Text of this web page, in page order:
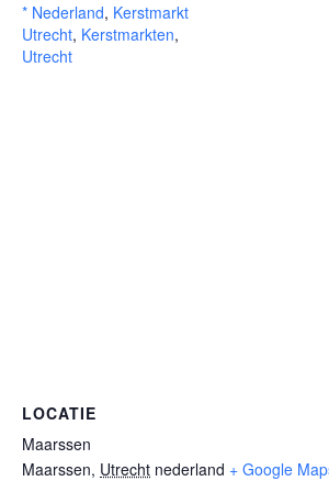
* Nederland, Kerstmarkt
Utrecht, Kerstmarkten,
Utrecht
LOCATIE
Maarssen
Maarssen, Utrecht nederland + Google